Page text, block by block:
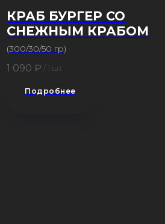
КРАБ БУРГЕР СО
СНЕЖНЫМ КРАБОМ
(300/30/50 гр)
1 090 ₽ / 1 шт
Подробнее